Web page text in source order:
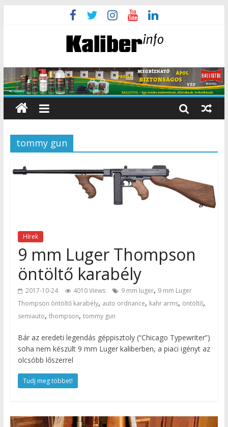
tommy gun
Hírek
9 mm Luger Thompson
öntöltő karabély
2017-10-24 4010 Views 9 mm luger, 9 mm Luger
Thompson öntöltő karabély, auto ordnance, kahr arms, öntöltő,
semiauto, thompson, tommy gun
Bár az eredeti legendás géppisztoly (“Chicago Typewriter”)
soha nem készült 9 mm Luger kaliberben, a piaci igényt az
olcsóbb lőszerrel
Tudj meg többet!